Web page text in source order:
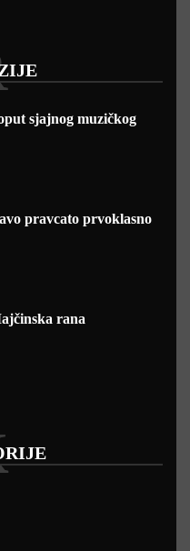
sjajnog muzičkog
pravcato prvoklasno
rana